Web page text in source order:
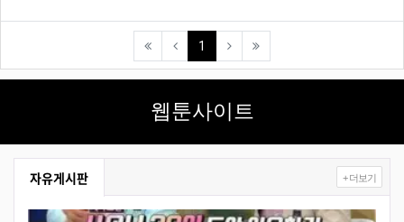
1 (current)
웹툰사이트
자유게시판 + 더보기